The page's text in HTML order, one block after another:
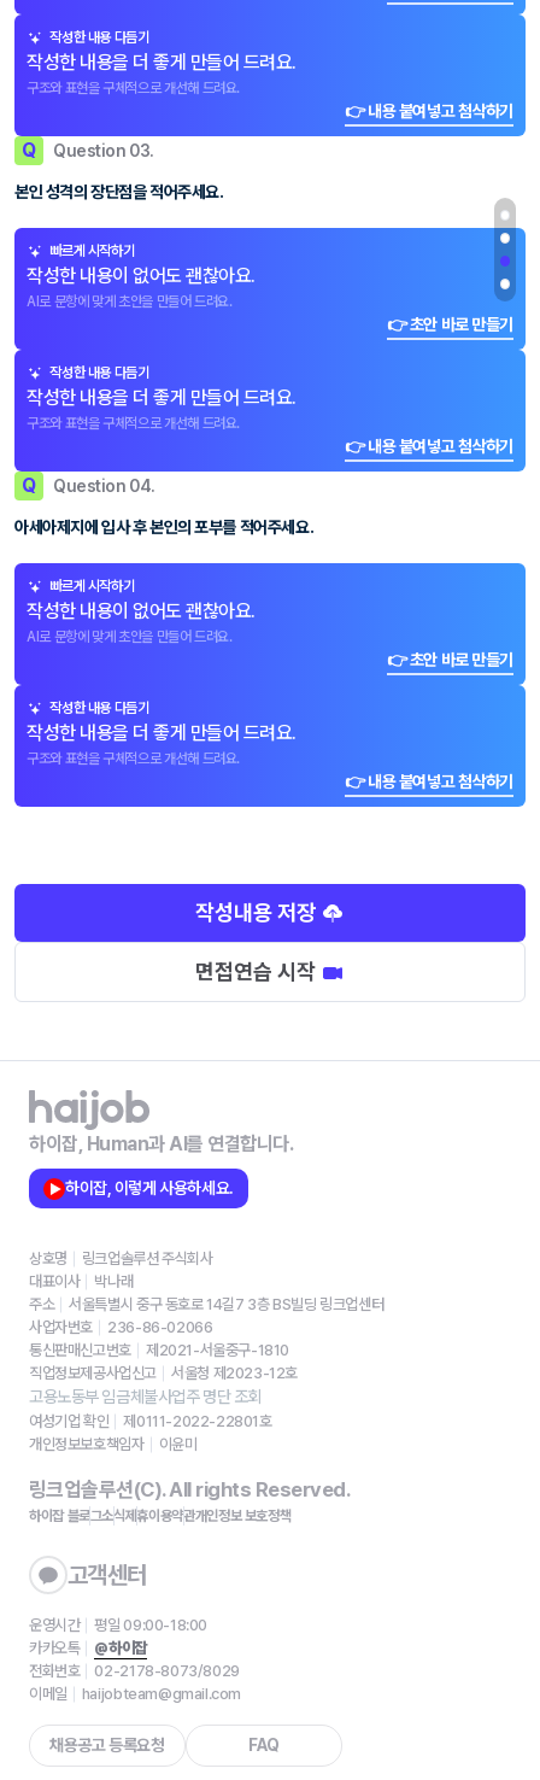
작성한 내용 다듬기
작성한 내용을 더 좋게 만들어 드려요.
구조와 표현을 구체적으로 개선해 드려요.
👉 내용 붙여넣고 첨삭하기
Q Question 03.
본인 성격의 장단점을 적어주세요.
빠르게 시작하기
작성한 내용이 없어도 괜찮아요.
AI로 문항에 맞게 초안을 만들어 드려요.
👉 초안 바로 만들기
작성한 내용 다듬기
작성한 내용을 더 좋게 만들어 드려요.
구조와 표현을 구체적으로 개선해 드려요.
👉 내용 붙여넣고 첨삭하기
Q Question 04.
아세아제지에 입사 후 본인의 포부를 적어주세요.
빠르게 시작하기
작성한 내용이 없어도 괜찮아요.
AI로 문항에 맞게 초안을 만들어 드려요.
👉 초안 바로 만들기
작성한 내용 다듬기
작성한 내용을 더 좋게 만들어 드려요.
구조와 표현을 구체적으로 개선해 드려요.
👉 내용 붙여넣고 첨삭하기
작성내용 저장
면접연습 시작
하이잡, Human과 AI를 연결합니다.
하이잡, 이렇게 사용하세요.
상호명
링크업솔루션 주식회사
대표이사
박나래
주소
서울특별시 중구 동호로 14길7 3층 BS빌딩 링크업센터
사업자번호
236-86-02066
통신판매신고번호
제2021-서울중구-1810
직업정보제공사업신고
서울청 제2023-12호
고용노동부 임금체불사업주 명단 조회
여성기업 확인
제0111-2022-22801호
개인정보보호책임자
이윤미
링크업솔루션(C). All rights Reserved.
하이잡 블로그소식제휴이용약관개인정보 보호정책
고객센터
운영시간
평일 09:00-18:00
카카오톡
@하이잡
전화번호
02-2178-8073/8029
이메일
haijobteam@gmail.com
채용공고 등록요청 FAQ